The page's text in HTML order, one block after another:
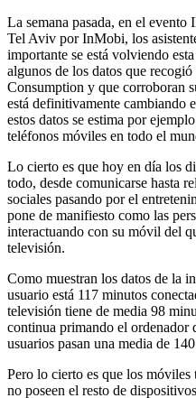
La semana pasada, en el
Tel Aviv por InMobi, los
importante se está volviendo
algunos de los datos que
Consumption y que corroboran
está definitivamente cambiando
estos datos se estima por
teléfonos móviles en todo el
Lo cierto es que hoy en día los
todo, desde comunicarse hasta
sociales pasando por el
pone de manifiesto como las
interactuando con su móvil del
televisión.
Como muestran los datos de la
usuario está 117 minutos
televisión tiene de media 98
continua primando el ordenador
usuarios pasan una media de
Pero lo cierto es que los
no poseen el resto de